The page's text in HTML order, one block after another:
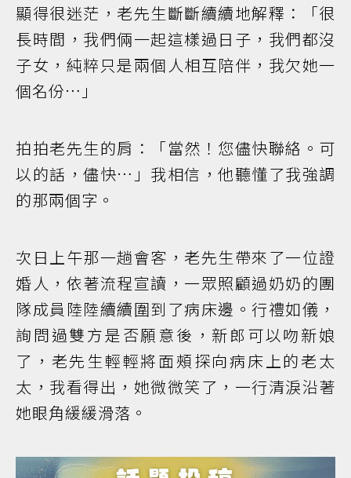
顯得很迷茫，老先生斷斷續續地解釋：「很
長時間，我們倆一起這樣過日子，我們都沒
子女，純粹只是兩個人相互陪伴，我欠她一
個名份…」
拍拍老先生的肩：「當然！您儘快聯絡。可
以的話，儘快…」我相信，他聽懂了我強調
的那兩個字。
次日上午那一趟會客，老先生帶來了一位證
婚人，依著流程宣讀，一眾照顧過奶奶的團
隊成員陸陸續續圍到了病床邊。行禮如儀，
詢問過雙方是否願意後，新郎可以吻新娘
了，老先生輕輕將面頰探向病床上的老太
太，我看得出，她微微笑了，一行清淚沿著
她眼角緩緩滑落。